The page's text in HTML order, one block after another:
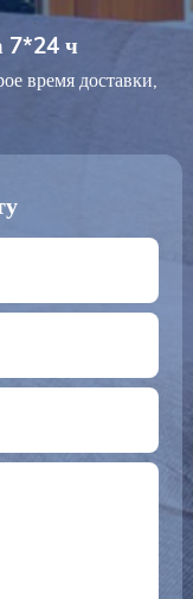
7*24 ч
время доставки,